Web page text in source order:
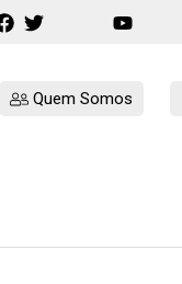
Quem Somos